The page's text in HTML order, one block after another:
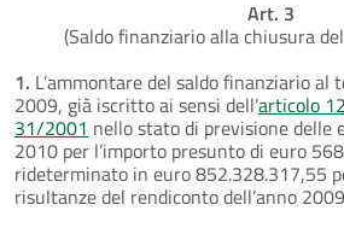
Art. 3
(Saldo finanziario alla chiusura
1. L’ammontare del saldo finanziario al
2009, già iscritto ai sensi dell’articolo
31/2001 nello stato di previsione delle
2010 per l’importo presunto di euro
rideterminato in euro 852.328.317,55
risultanze del rendiconto dell’anno